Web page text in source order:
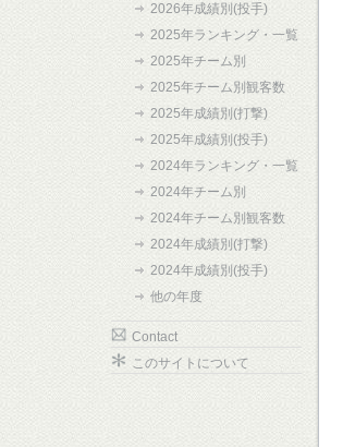
2026年成績別(投手)
2025年ランキング・一覧
2025年チーム別
2025年チーム別観客数
2025年成績別(打撃)
2025年成績別(投手)
2024年ランキング・一覧
2024年チーム別
2024年チーム別観客数
2024年成績別(打撃)
2024年成績別(投手)
他の年度
Contact
このサイトについて